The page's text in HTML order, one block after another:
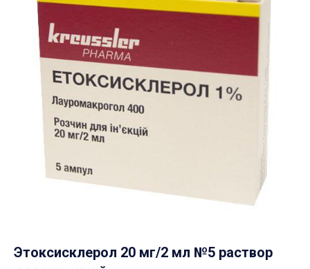
Этоксисклерол 20 мг/2 мл №5 раствор